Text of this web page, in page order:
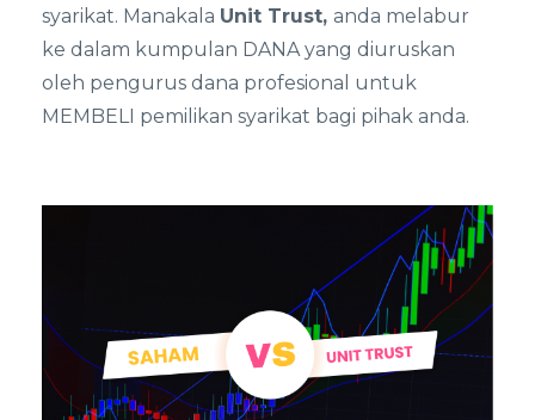
syarikat. Manakala Unit Trust, anda melabur
ke dalam kumpulan DANA yang diuruskan
oleh pengurus dana profesional untuk
MEMBELI pemilikan syarikat bagi pihak anda.